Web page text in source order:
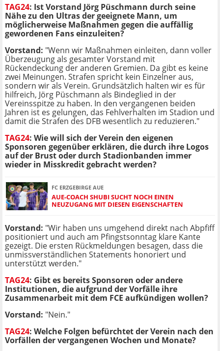
TAG24: Ist Vorstand Jörg Püschmann durch seine
Nähe zu den Ultras der geeignete Mann, um
möglicherweise Maßnahmen gegen die auffällig
gewordenen Fans einzuleiten?
Vorstand: "Wenn wir Maßnahmen einleiten, dann voller
Überzeugung als gesamter Vorstand mit
Rückendeckung der anderen Gremien. Da gibt es keine
zwei Meinungen. Strafen spricht kein Einzelner aus,
sondern wir als Verein. Grundsätzlich halten wir es für
hilfreich, Jörg Püschmann als Bindeglied in der
Vereinsspitze zu haben. In den vergangenen beiden
Jahren ist es gelungen, das Fehlverhalten im Stadion und
damit die Strafen des DFB wesentlich zu reduzieren."
TAG24: Wie will sich der Verein den eigenen
Sponsoren gegenüber erklären, die durch ihre Logos
auf der Brust oder durch Stadionbanden immer
wieder in Misskredit gebracht werden?
FC ERZGEBIRGE AUE
AUE-COACH SHUBI SUCHT NOCH EINEN
NEUZUGANG MIT DIESEN EIGENSCHAFTEN
Vorstand: "Wir haben uns umgehend direkt nach Abpfiff
positioniert und auch am Pfingstsonntag klare Kante
gezeigt. Die ersten Rückmeldungen besagen, dass die
unmissverständlichen Statements honoriert und
unterstützt werden."
TAG24: Gibt es bereits Sponsoren oder andere
Institutionen, die aufgrund der Vorfälle ihre
Zusammenarbeit mit dem FCE aufkündigen wollen?
Vorstand: "Nein."
TAG24: Welche Folgen befürchtet der Verein nach den
Vorfällen der vergangenen Wochen und Monate?